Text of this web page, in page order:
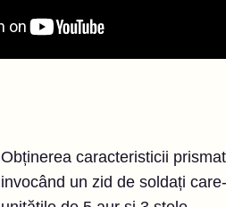
Obținerea caracteristicii
invocând un zid de soldați